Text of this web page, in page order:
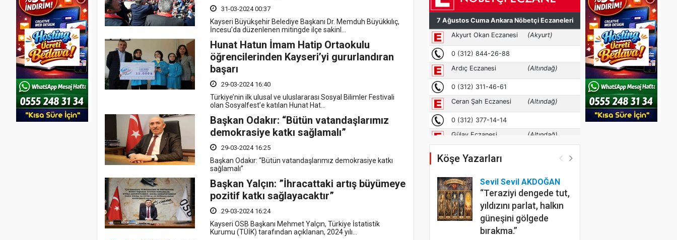
31-03-2024 00:37
Kayseri Büyükşehir Belediye Başkanı Dr. Memduh Büyükkılıç,
İncesu’da düzenlenen mitingde ilçe sakinl...
Hunat Hatun İmam Hatip Ortaokulu
öğrencilerinden Kayseri’yi gururlandıran
başarı
29-03-2024 16:40
Türkiye’nin ilk ulusal ve uluslararası Sosyal Bilimler Festivali
olan Sosyalfest’e katılan Hunat Hat...
Başkan Odakır: “Bütün vatandaşlarımız
demokrasiye katkı sağlamalı”
29-03-2024 16:25
Başkan Odakır: “Bütün vatandaşlarımız demokrasiye katkı
sağlamalı”
Başkan Yalçın: ”İhracattaki artış büyümeye
pozitif katkı sağlayacaktır”
29-03-2024 16:24
Kayseri OSB Başkanı Mehmet Yalçın, Türkiye İstatistik
Kurumu (TÜİK) tarafından açıklanan, 2024 yılı...
Köşe Yazarları
Sevil Sevil AKDOĞAN
“Teraziyi dengede tut,
yıldızını parlat, halkın
güneşini gölgede
bırakma.”